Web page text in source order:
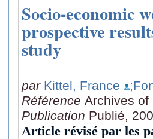
Socio-economic
prospective
study
par Kittel, France
Référence Archives of
Publication Publié,
Article révisé par les